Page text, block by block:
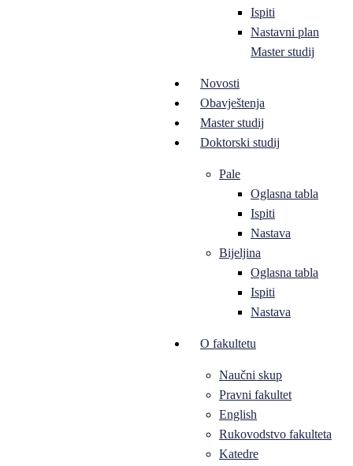
Ispiti
Nastavni plan
Master studij
Novosti
Obavještenja
Master studij
Doktorski studij
Pale
Oglasna tabla
Ispiti
Nastava
Bijeljina
Oglasna tabla
Ispiti
Nastava
O fakultetu
Naučni skup
Pravni fakultet
English
Rukovodstvo fakulteta
Katedre